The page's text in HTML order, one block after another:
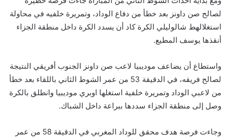
لصالح صن داونز بعد خطأ من دفاع الوداد، وتمريرة خلفيه في محاولة
استغلالهط شالوليلي الكرة كاد أن يسدد الكرة داخل منطقة الجزاء
أنقذها يوسف المطيع.
واستطاع أن يضاعف موديبيا لاعب صن داونز الجنوب أفريقي النتيجة
لصالح فريقه، في الدقيقة 53 من عمر الشوط الثاني باللقاء بعد خطأ
من لاعبي الوداد وتمريرة خلفية استغلها اوبري موديبيا وانطلق بالكرة
وصل إلى منطقة الجزاء سددها ببراعة داخل الشباك.
وجاءت فرصة هدف محقق للوداد المغربي في الدقيقة 58 من عمر